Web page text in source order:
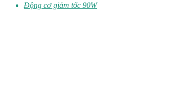
Động cơ giảm tốc 90W